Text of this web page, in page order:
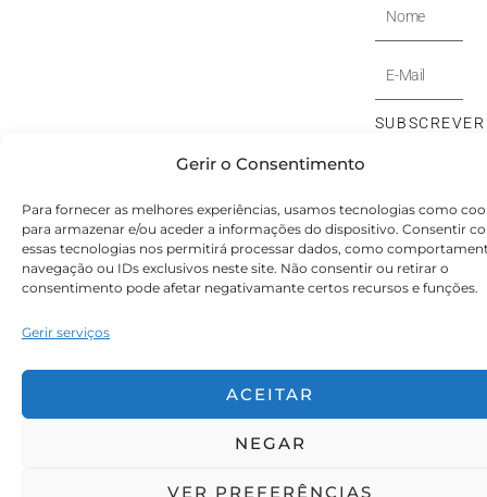
Gerir o Consentimento
Para fornecer as melhores experiências, usamos tecnologias como
para armazenar e/ou aceder a informações do dispositivo. Consentir
essas tecnologias nos permitirá processar dados, como
navegação ou IDs exclusivos neste site. Não consentir ou retirar o
consentimento pode afetar negativamante certos recursos e funções.
Gerir serviços
ACEITAR
NEGAR
VER PREFERÊNCIAS
Nome
E-
Mail
SUBSCREVER
© Victoryia Vynn Portugal 2026 by SVS.pt